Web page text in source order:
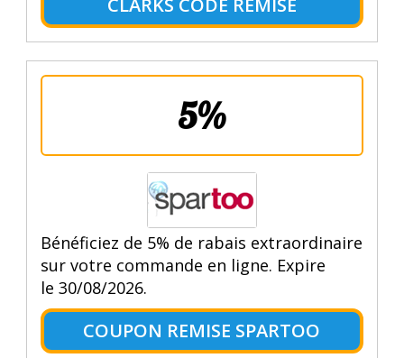
CLARKS CODE REMISE
5%
Bénéficiez de 5% de rabais extraordinaire
sur votre commande en ligne. Expire
le 30/08/2026.
COUPON REMISE SPARTOO